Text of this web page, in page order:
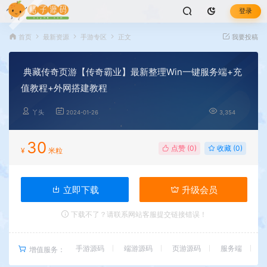
登录
首页 最新资源 手游专区 正文 我要投稿
典藏传奇页游【传奇霸业】最新整理Win一键服务端+充
值教程+外网搭建教程
丫头 2024-01-26 3,354
¥ 30 米粒 点赞 (0) 收藏 (0)
立即下载 升级会员
下载不了？请联系网站客服提交链接错误！
增值服务： 手游源码 端游源码 页游源码 服务端